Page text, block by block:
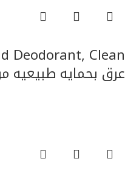
عرق بحمايه طبيعيه